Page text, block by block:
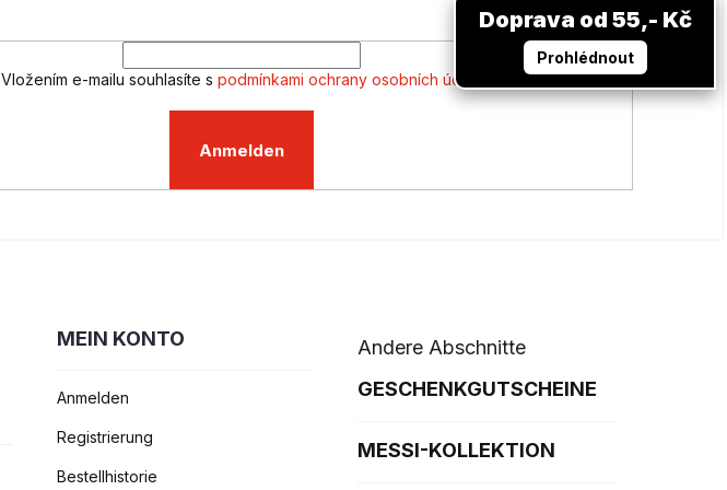
Vložením e-mailu souhlasíte spodmínkami ochrany osobních údajů
Anmelden
MEIN KONTO
Anmelden
Registrierung
Bestellhistorie
Andere Abschnitte
GESCHENKGUTSCHEINE
MESSI-KOLLEKTION
Doprava od 55,- Kč
Prohlédnout